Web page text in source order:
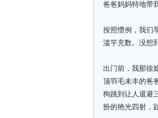
爸爸妈妈特地带
按照惯例，我们
滥竽充数。没想
出门前，我那徐
顶羽毛未丰的爸
狗跳到让人退避
扮的艳光四射，